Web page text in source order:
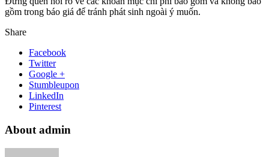
gồm trong báo giá để tránh phát sinh ngoài ý muốn.
Share
Facebook
Twitter
Google +
Stumbleupon
LinkedIn
Pinterest
About admin